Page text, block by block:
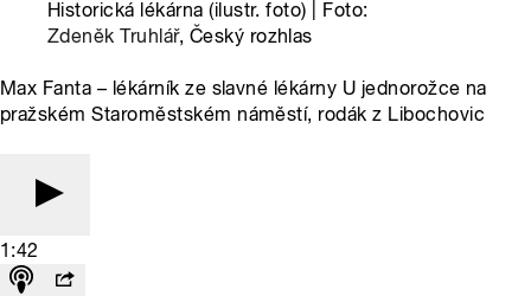
Historická lékárna (ilustr. foto) | Foto:
Zdeněk Truhlář, Český rozhlas
Max Fanta – lékárník ze slavné lékárny U jednorožce na
pražském Staroměstském náměstí, rodák z Libochovic
1:42